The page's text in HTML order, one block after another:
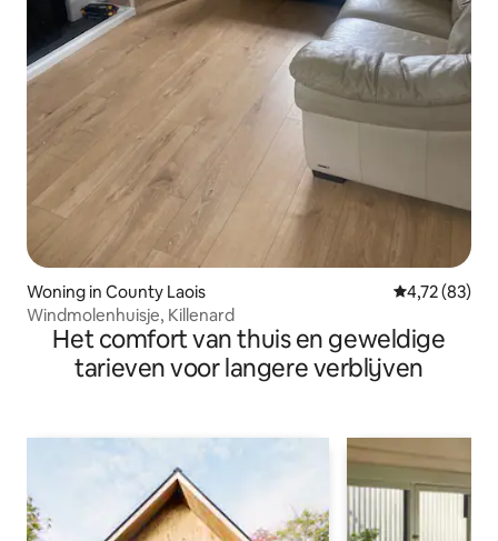
Woning in County Laois Gemiddelde
4,72 (83)
Windmolenhuisje, Killenard
Het comfort van thuis en geweldige
tarieven voor langere verblijven